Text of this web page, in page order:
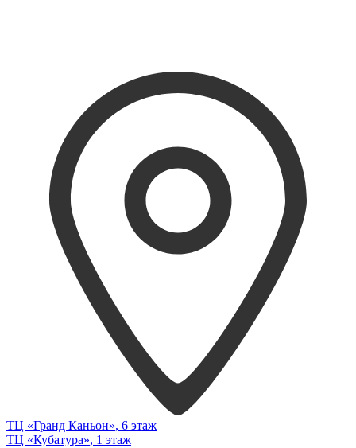
ТЦ «Гранд Каньон», 6 этаж
ТЦ «Кубатура», 1 этаж